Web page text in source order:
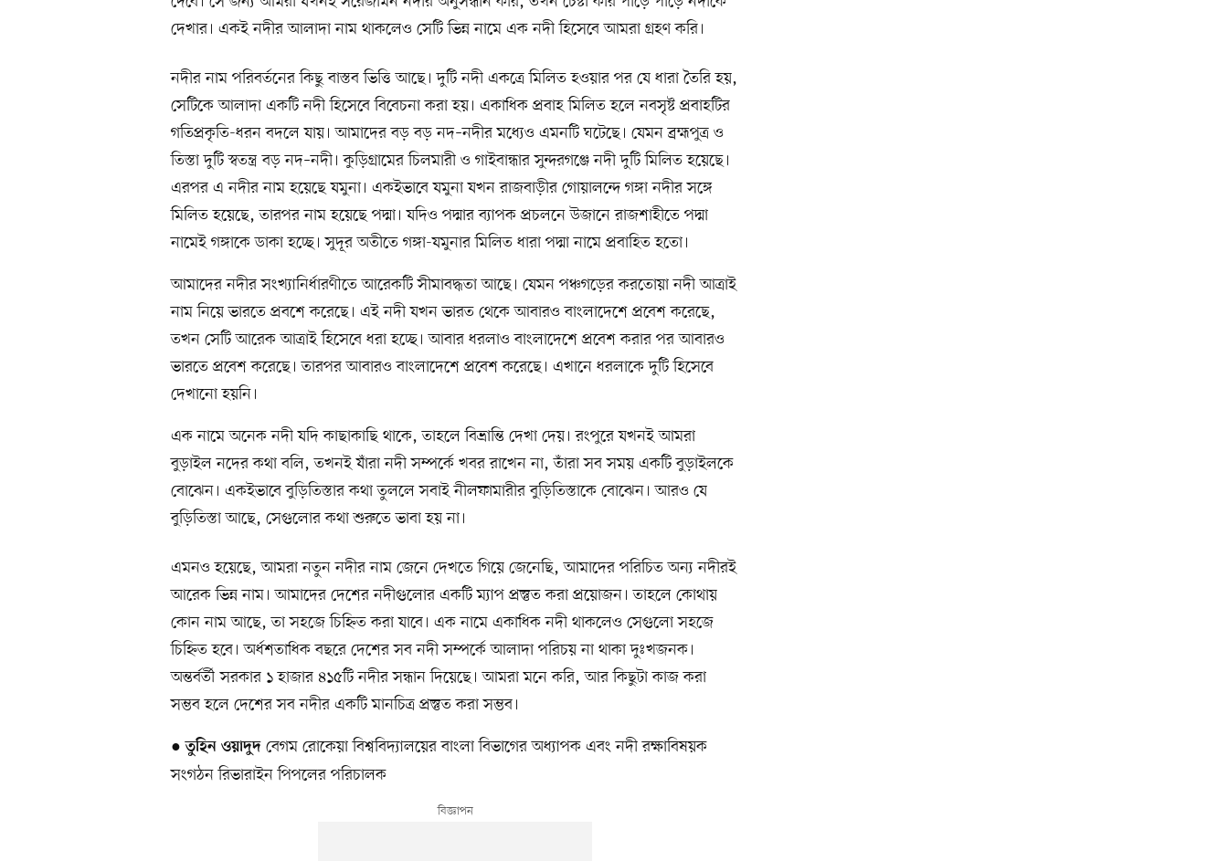
দেখার। একই নদীর আলাদা নাম থাকলেও সেটি ভিন্ন নামে এক নদী হিসেবে আমরা গ্রহণ করি।
নদীর নাম পরিবর্তনের কিছু বাস্তব ভিত্তি আছে। দুটি নদী একত্রে মিলিত হওয়ার পর যে ধারা তৈরি হয়,
সেটিকে আলাদা একটি নদী হিসেবে বিবেচনা করা হয়। একাধিক প্রবাহ মিলিত হলে নবসৃষ্ট প্রবাহটির
গতিপ্রকৃতি-ধরন বদলে যায়। আমাদের বড় বড় নদ–নদীর মধ্যেও এমনটি ঘটেছে। যেমন ব্রহ্মপুত্র ও
তিস্তা দুটি স্বতন্ত্র বড় নদ–নদী। কুড়িগ্রামের চিলমারী ও গাইবান্ধার সুন্দরগঞ্জে নদী দুটি মিলিত হয়েছে।
এরপর এ নদীর নাম হয়েছে যমুনা। একইভাবে যমুনা যখন রাজবাড়ীর গোয়ালন্দে গঙ্গা নদীর সঙ্গে
মিলিত হয়েছে, তারপর নাম হয়েছে পদ্মা। যদিও পদ্মার ব্যাপক প্রচলনে উজানে রাজশাহীতে পদ্মা
নামেই গঙ্গাকে ডাকা হচ্ছে। সুদূর অতীতে গঙ্গা-যমুনার মিলিত ধারা পদ্মা নামে প্রবাহিত হতো।
আমাদের নদীর সংখ্যানির্ধারণীতে আরেকটি সীমাবদ্ধতা আছে। যেমন পঞ্চগড়ের করতোয়া নদী আত্রাই
নাম নিয়ে ভারতে প্রবশে করেছে। এই নদী যখন ভারত থেকে আবারও বাংলাদেশে প্রবেশ করেছে,
তখন সেটি আরেক আত্রাই হিসেবে ধরা হচ্ছে। আবার ধরলাও বাংলাদেশে প্রবেশ করার পর আবারও
ভারতে প্রবেশ করেছে। তারপর আবারও বাংলাদেশে প্রবেশ করেছে। এখানে ধরলাকে দুটি হিসেবে
দেখানো হয়নি।
এক নামে অনেক নদী যদি কাছাকাছি থাকে, তাহলে বিভ্রান্তি দেখা দেয়। রংপুরে যখনই আমরা
বুড়াইল নদের কথা বলি, তখনই যাঁরা নদী সম্পর্কে খবর রাখেন না, তাঁরা সব সময় একটি বুড়াইলকে
বোঝেন। একইভাবে বুড়িতিস্তার কথা তুললে সবাই নীলফামারীর বুড়িতিস্তাকে বোঝেন। আরও যে
বুড়িতিস্তা আছে, সেগুলোর কথা শুরুতে ভাবা হয় না।
এমনও হয়েছে, আমরা নতুন নদীর নাম জেনে দেখতে গিয়ে জেনেছি, আমাদের পরিচিত অন্য নদীরই
আরেক ভিন্ন নাম। আমাদের দেশের নদীগুলোর একটি ম্যাপ প্রস্তুত করা প্রয়োজন। তাহলে কোথায়
কোন নাম আছে, তা সহজে চিহ্নিত করা যাবে। এক নামে একাধিক নদী থাকলেও সেগুলো সহজে
চিহ্নিত হবে। অর্ধশতাধিক বছরে দেশের সব নদী সম্পর্কে আলাদা পরিচয় না থাকা দুঃখজনক।
অন্তর্বর্তী সরকার ১ হাজার ৪১৫টি নদীর সন্ধান দিয়েছে। আমরা মনে করি, আর কিছুটা কাজ করা
সম্ভব হলে দেশের সব নদীর একটি মানচিত্র প্রস্তুত করা সম্ভব।
● তুহিন ওয়াদুদ বেগম রোকেয়া বিশ্ববিদ্যালয়ের বাংলা বিভাগের অধ্যাপক এবং নদী রক্ষাবিষয়ক
সংগঠন রিভারাইন পিপলের পরিচালক